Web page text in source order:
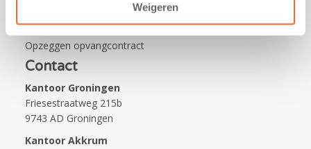
Weigeren
Wijzigen opvangcontract
Opzeggen opvangcontract
Contact
Kantoor Groningen
Friesestraatweg 215b
9743 AD Groningen
Kantoor Akkrum